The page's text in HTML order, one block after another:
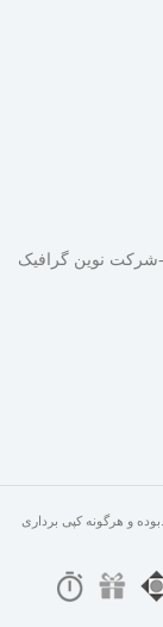
.بوده و هرگونه کپی برداری